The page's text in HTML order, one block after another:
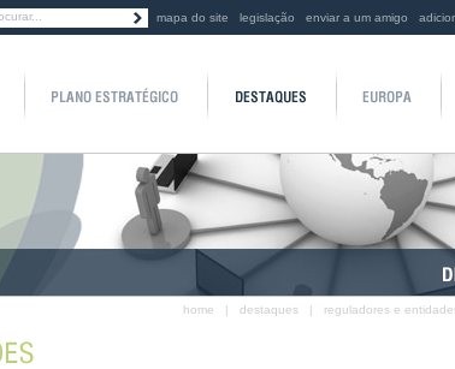
mapa do site legislação enviar a um amigo
home | destaques | reguladores e